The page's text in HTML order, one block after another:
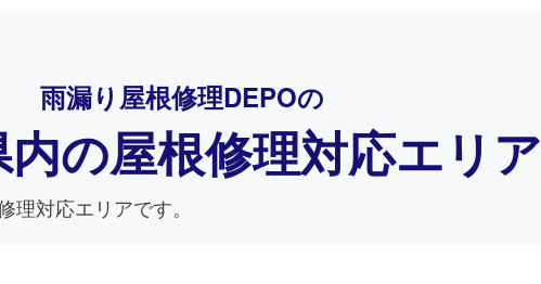
雨漏り屋根修理DEPOの
の屋根修理対応エリア
理対応エリアです。